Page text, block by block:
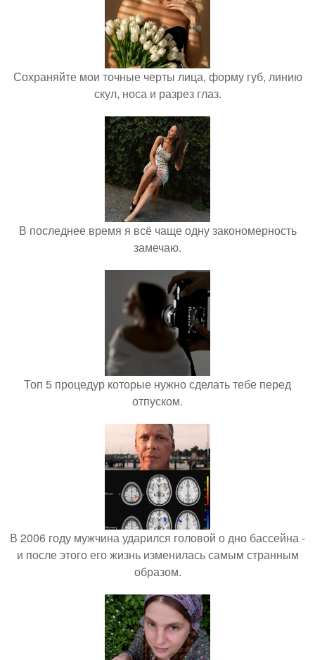
Сохраняйте мои точные черты лица, форму губ, линию
скул, носа и разрез глаз.
В последнее время я всё чаще одну закономерность
замечаю.
Топ 5 процедур которые нужно сделать тебе перед
отпуском.
В 2006 году мужчина ударился головой о дно бассейна -
и после этого его жизнь изменилась самым странным
образом.